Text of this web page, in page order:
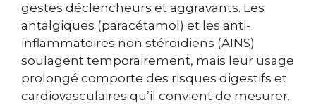
gestes déclencheurs et aggravants. Les
antalgiques (paracétamol) et les anti-
inflammatoires non stéroïdiens (AINS)
soulagent temporairement, mais leur usage
prolongé comporte des risques digestifs et
cardiovasculaires qu’il convient de mesurer.